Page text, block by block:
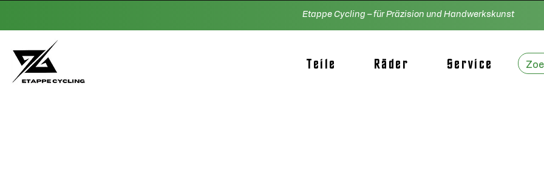
Etappe Cycling – für Präzision und Handwerkskunst
Teile Räder Service